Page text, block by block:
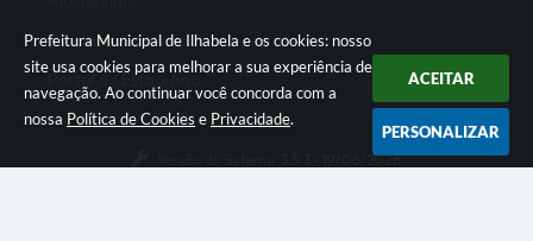
Prefeitura Municipal de Ilhabela e os cookies: nosso
site usa cookies para melhorar a sua experiência de
navegação. Ao continuar você concorda com a
nossa Política de Cookies e Privacidade.
ACEITAR
PERSONALIZAR
Escola de Governo
Portal do Estagiário
3.5.3 - 19/06/2026